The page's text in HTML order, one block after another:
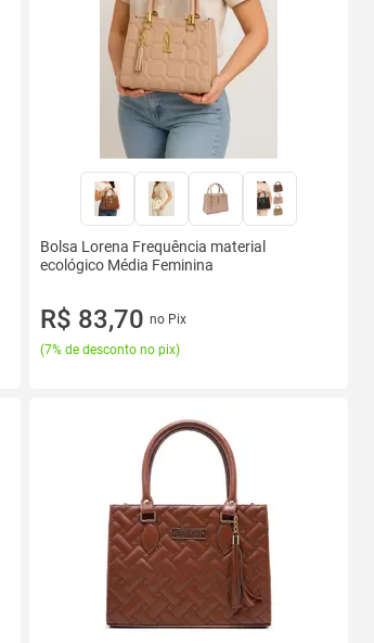
Bolsa Lorena Frequência material
ecológico Média Feminina
R$ 83,70 no Pix
(7% de desconto no pix)